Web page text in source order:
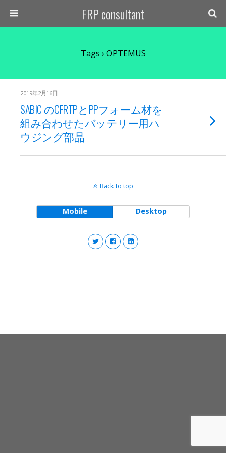
FRP consultant
Tags › OPTEMUS
2019年2月16日
SABIC のCFRTPとPPフォーム材を
組み合わせたバッテリー用ハ
ウジング部品
Back to top
Mobile Desktop